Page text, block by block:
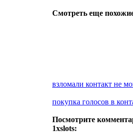
Смотреть еще
взломали контакт не
покупка голосов в
Посмотрите
1xslots: